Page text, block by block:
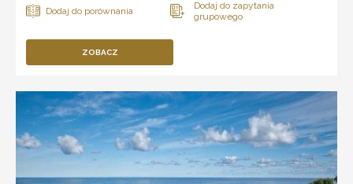
ZOBACZ